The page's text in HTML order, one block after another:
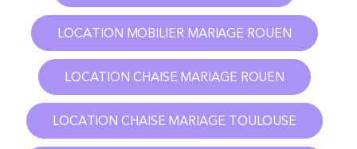
LOCATION MOBILIER MARIAGE ROUEN
LOCATION CHAISE MARIAGE ROUEN
LOCATION CHAISE MARIAGE TOULOUSE